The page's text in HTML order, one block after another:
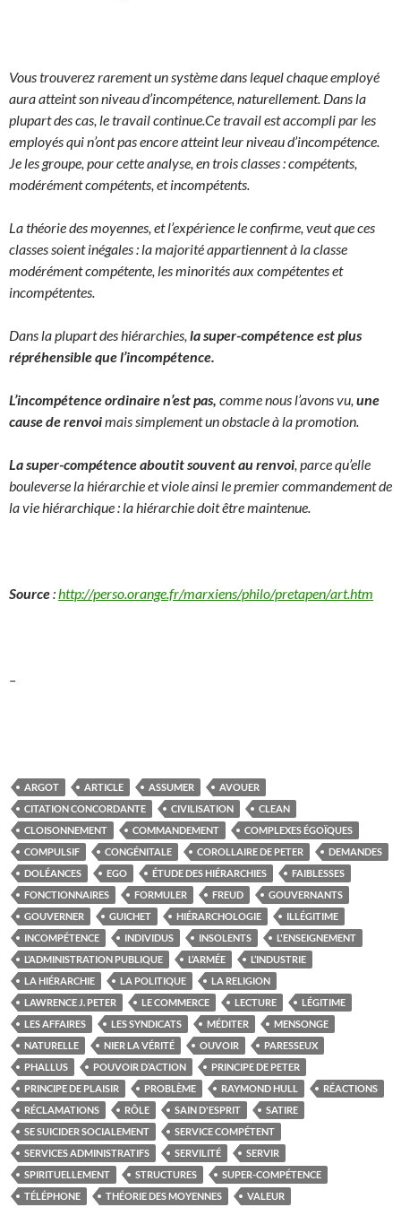
Vous trouverez rarement un système dans lequel chaque employé
aura atteint son niveau d’incompétence, naturellement. Dans la
plupart des cas, le travail continue.Ce travail est accompli par les
employés qui n’ont pas encore atteint leur niveau d’incompétence.
Je les groupe, pour cette analyse, en trois classes : compétents,
modérément compétents, et incompétents.
La théorie des moyennes, et l’expérience le confirme, veut que ces
classes soient inégales : la majorité appartiennent à la classe
modérément compétente, les minorités aux compétentes et
incompétentes.
Dans la plupart des hiérarchies, la super-compétence est plus
répréhensible que l’incompétence.
L’incompétence ordinaire n’est pas, comme nous l’avons vu, une
cause de renvoimais simplement un obstacle à la promotion.
La super-compétence aboutit souvent au renvoi , parce qu’elle
bouleverse la hiérarchie et viole ainsi le premier commandement de
la vie hiérarchique : la hiérarchie doit être maintenue.
Source : http://perso.orange.fr/marxiens/philo/pretapen/art.htm
–
ARGOT ARTICLE ASSUMER
AVOUER
CITATION CONCORDANTE
CIVILISATION
CLEAN
CLOISONNEMENT
COMMANDEMENT
COMPLEXES ÉGOÏQUES
COMPULSIF
CONGÉNITALE COROLLAIRE DE PETER
DEMANDES
DOLÉANCES
EGO ÉTUDE DES HIÉRARCHIES
FAIBLESSES
FONCTIONNAIRES
FORMULER FREUD
GOUVERNANTS
GOUVERNER
GUICHET HIÉRARCHOLOGIE
ILLÉGITIME
INCOMPÉTENCE
INDIVIDUS INSOLENTS
L'ENSEIGNEMENT
L’ADMINISTRATION PUBLIQUE
L’ARMÉE
L’INDUSTRIE
LA HIÉRARCHIE
LA POLITIQUE
LA RELIGION
LAWRENCE J. PETER
LE COMMERCE LECTURE
LÉGITIME
LES AFFAIRES
LES SYNDICATS MÉDITER
MENSONGE
NATURELLE
NIER LA VÉRITÉ OUVOIR
PARESSEUX
PHALLUS
POUVOIR D’ACTION
PRINCIPE DE PETER
PRINCIPE DE PLAISIR
PROBLÈME RAYMOND HULL
RÉACTIONS
RÉCLAMATIONS
RÔLE SAIN D'ESPRIT
SATIRE
SE SUICIDER SOCIALEMENT
SERVICE COMPÉTENT
SERVICES ADMINISTRATIFS
SERVILITÉ
SERVIR
SPIRITUELLEMENT
STRUCTURES
SUPER-COMPÉTENCE
TÉLÉPHONE
THÉORIE DES MOYENNES VALEUR